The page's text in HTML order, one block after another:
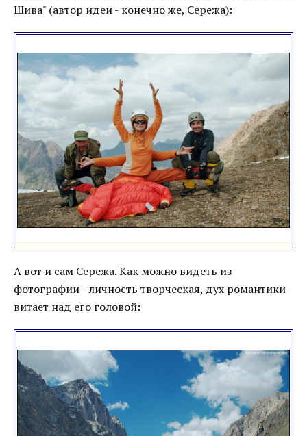
Шива" (автор идеи - конечно же, Сережа):
А вот и сам Сережа. Как можно видеть из
фотографии - личность творческая, дух романтики
витает над его головой: